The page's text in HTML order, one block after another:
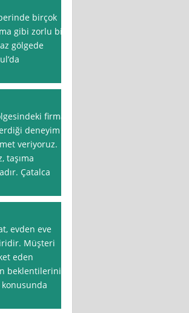
birçok
gibi zorlu bir
gölgede
firma
deneyim
veriyoruz.
taşıma
Çatalca
evden eve
Müşteri
eden
beklentilerini
konusunda